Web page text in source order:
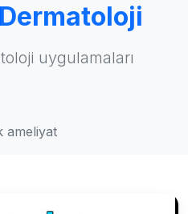
uygulamaları
ameliyat